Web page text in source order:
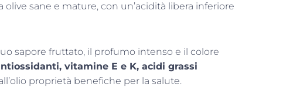
sane e mature, con un’acidità libera inferiore
sapore fruttato, il profumo intenso e il colore
vitamine E e K, acidi grassi
proprietà benefiche per la salute.